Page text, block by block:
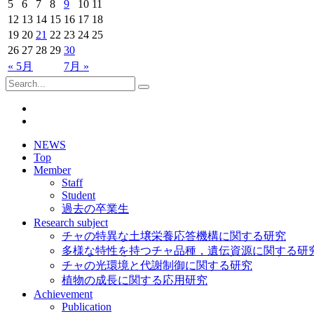
« 5月 7月 »
5 6 7 8 9 10 11
12 13 14 15 16 17 18
19 20 21 22 23 24 25
26 27 28 29 30
NEWS
Top
Member
Staff
Student
過去の卒業生
Research subject
チャの特異な土壌栄養応答機構に関する研究
多様な特性を持つチャ品種，遺伝資源に関する研
チャの光環境と代謝制御に関する研究
植物の成長に関する応用研究
Achievement
Publication